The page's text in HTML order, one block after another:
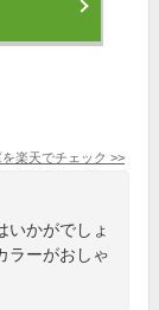
楽天でチェック >>
いかがでしょ
ラーがおしゃ